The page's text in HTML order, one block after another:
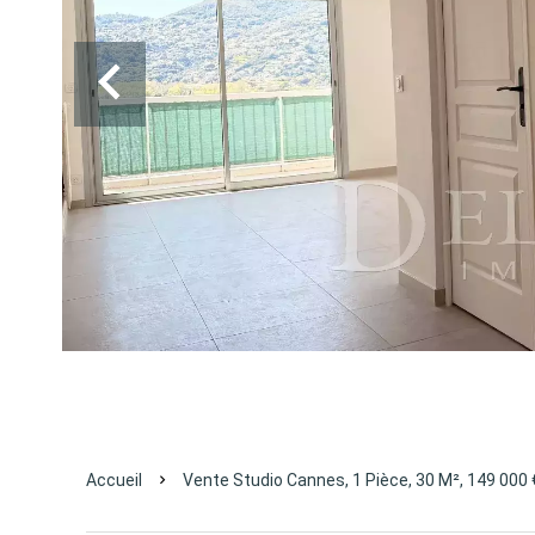
Accueil Vente Studio Cannes, 1 Pièce, 30 M², 149 000